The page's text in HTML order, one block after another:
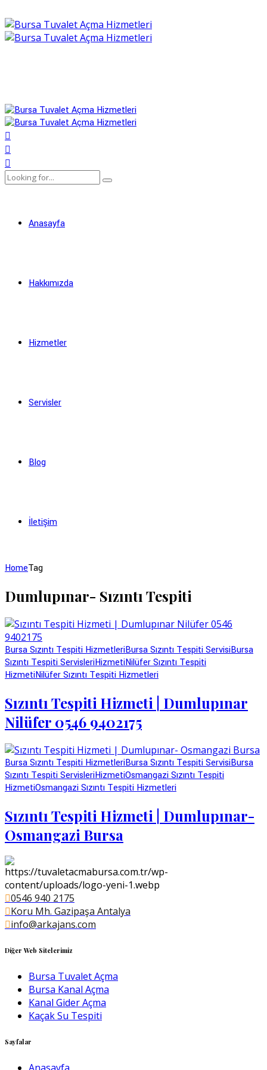
Anasayfa
Hakkımızda
Hizmetler
Servisler
Blog
İletişim
HomeTag
Dumlupınar- Sızıntı Tespiti
Bursa Sızıntı Tespiti HizmetleriBursa Sızıntı Tespiti ServisiBursa
Sızıntı Tespiti ServisleriHizmetiNilüfer Sızıntı Tespiti
HizmetiNilüfer Sızıntı Tespiti Hizmetleri
Sızıntı Tespiti Hizmeti | Dumlupınar
Nilüfer 0546 9402175
Bursa Sızıntı Tespiti HizmetleriBursa Sızıntı Tespiti ServisiBursa
Sızıntı Tespiti ServisleriHizmetiOsmangazi Sızıntı Tespiti
HizmetiOsmangazi Sızıntı Tespiti Hizmetleri
Sızıntı Tespiti Hizmeti | Dumlupınar-
Osmangazi Bursa
0546 940 2175
Koru Mh. Gazipaşa Antalya
info@arkajans.com
Diğer Web Sitelerimiz
Bursa Tuvalet Açma
Bursa Kanal Açma
Kanal Gider Açma
Kaçak Su Tespiti
Sayfalar